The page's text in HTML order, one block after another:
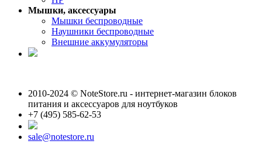
Мышки, аксессуары
Мышки беспроводные
Наушники беспроводные
Внешние аккумуляторы
2010-2024 © NoteStore.ru - интернет-магазин блоков
питания и аксессуаров для ноутбуков
+7 (495) 585-62-53
sale@notestore.ru